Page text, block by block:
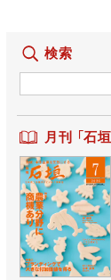
検索
月刊 「石垣